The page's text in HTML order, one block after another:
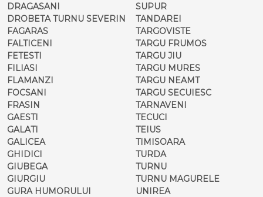
DRAGASANI
DROBETA TURNU SEVERIN
FAGARAS
FALTICENI
FETESTI
FILIASI
FLAMANZI
FOCSANI
FRASIN
GAESTI
GALATI
GALICEA
GHIDICI
GIUBEGA
GIURGIU
GURA HUMORULUI
SUPUR
TANDAREI
TARGOVISTE
TARGU FRUMOS
TARGU JIU
TARGU MURES
TARGU NEAMT
TARGU SECUIESC
TARNAVENI
TECUCI
TEIUS
TIMISOARA
TURDA
TURNU
TURNU MAGURELE
UNIREA